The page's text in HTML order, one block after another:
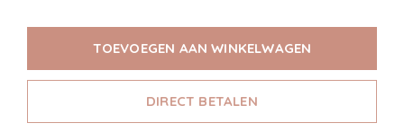
TOEVOEGEN AAN WINKELWAGEN
DIRECT BETALEN